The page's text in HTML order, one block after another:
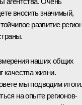
вносить значимый,
развитие
наших общих
качества жизни.
мы подводим итоги.
на опыте регионов-